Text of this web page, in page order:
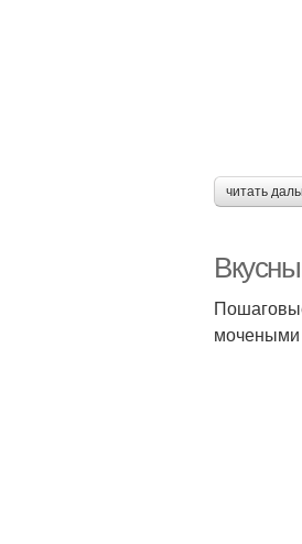
читать